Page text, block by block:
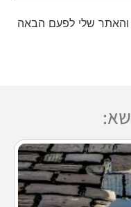
והאתר שלי לפעם הבאה